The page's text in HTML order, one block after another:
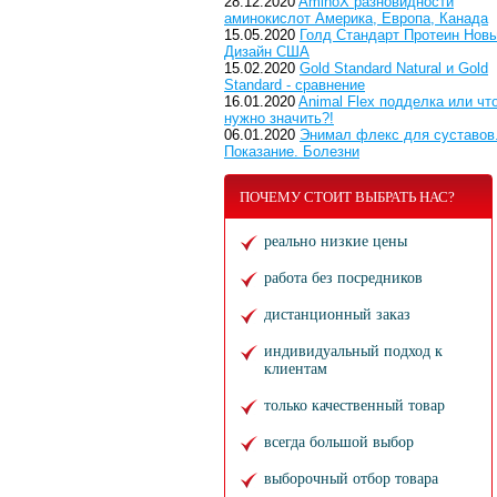
аминокислот Америка, Европа, Канада
15.05.2020 Голд Стандарт Протеин
Дизайн США
15.02.2020 Gold Standard Natural и Gold
Standard - сравнение
16.01.2020 Animal Flex подделка или
нужно значить?!
06.01.2020 Энимал флекс для суставов.
Показание. Болезни
ПОЧЕМУ СТОИТ ВЫБРАТЬ НАС?
реально низкие цены
работа без посредников
дистанционный заказ
индивидуальный подход к
клиентам
только качественный товар
всегда большой выбор
выборочный отбор товара